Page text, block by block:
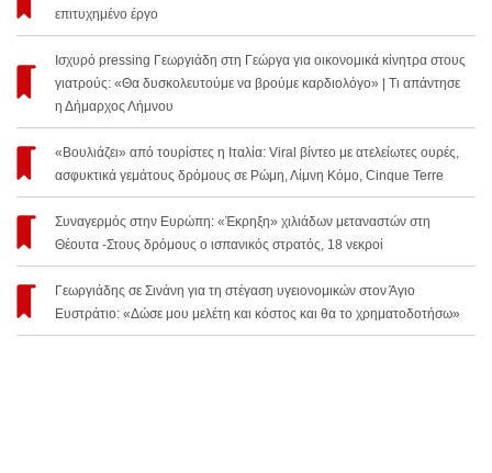
επιτυχημένο έργο
Ισχυρό pressing Γεωργιάδη στη Γεώργα για οικονομικά κίνητρα στους
γιατρούς: «Θα δυσκολευτούμε να βρούμε καρδιολόγο» | Τι απάντησε
η Δήμαρχος Λήμνου
«Βουλιάζει» από τουρίστες η Ιταλία: Viral βίντεο με ατελείωτες ουρές,
ασφυκτικά γεμάτους δρόμους σε Ρώμη, Λίμνη Κόμο, Cinque Terre
Συναγερμός στην Ευρώπη: «Έκρηξη» χιλιάδων μεταναστών στη
Θέουτα -Στους δρόμους ο ισπανικός στρατός, 18 νεκροί
Γεωργιάδης σε Σινάνη για τη στέγαση υγειονομικών στον Άγιο
Ευστράτιο: «Δώσε μου μελέτη και κόστος και θα το χρηματοδοτήσω»